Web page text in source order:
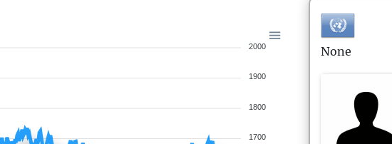
2000
1900
1800
1700
None